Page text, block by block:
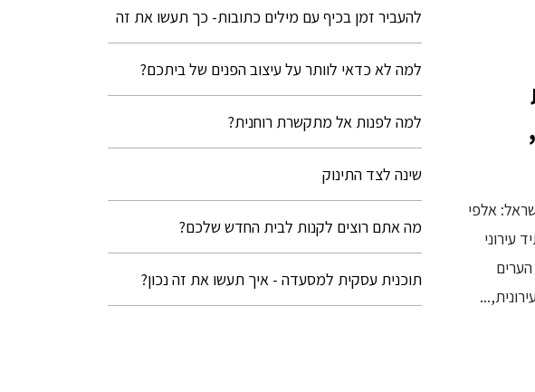
אלפי
עירוני
להעביר זמן בכיף עם מילים כתובות- כך תעשו את זה
למה לא כדאי לוותר על עיצוב הפנים של ביתכם?
למה לפנות אל מתקשרת רוחנית?
שינה לצד התינוק
מה אתם רוצים לקנות לבית החדש שלכם?
תוכנית עסקית למסעדה - איך תעשו את זה נכון?